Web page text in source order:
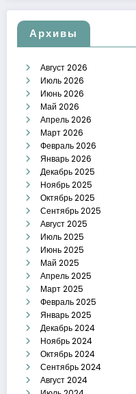
Архивы
Август 2026
Июль 2026
Июнь 2026
Май 2026
Апрель 2026
Март 2026
Февраль 2026
Январь 2026
Декабрь 2025
Ноябрь 2025
Октябрь 2025
Сентябрь 2025
Август 2025
Июль 2025
Июнь 2025
Май 2025
Апрель 2025
Март 2025
Февраль 2025
Январь 2025
Декабрь 2024
Ноябрь 2024
Октябрь 2024
Сентябрь 2024
Август 2024